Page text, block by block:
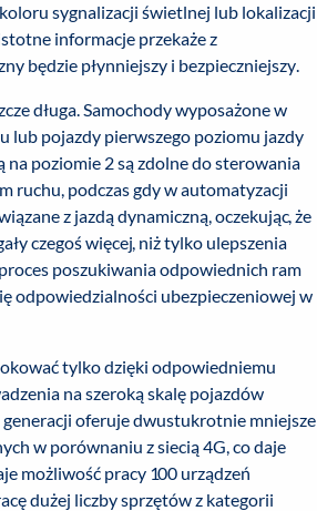
sygnalizacji świetlnej lub lokalizacji
informacje przekaże z
będzie płynniejszy i bezpieczniejszy.
długa. Samochody wyposażone w
lub pojazdy pierwszego poziomu jazdy
poziomie 2 są zdolne do sterowania
ruchu, podczas gdy w automatyzacji
z jazdą dynamiczną, oczekując, że
czegoś więcej, niż tylko ulepszenia
poszukiwania odpowiednich ram
odpowiedzialności ubezpieczeniowej w
tylko dzięki odpowiedniemu
na szeroką skalę pojazdów
oferuje dwustukrotnie mniejsze
w porównaniu z siecią 4G, co daje
możliwość pracy 100 urządzeń
dużej liczby sprzętów z kategorii